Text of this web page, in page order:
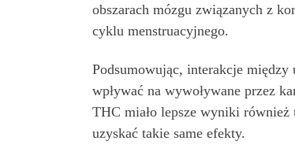
obszarach mózgu związanych z
cyklu menstruacyjnego.
Podsumowując, interakcje między
wpływać na wywoływane przez
THC miało lepsze wyniki również
uzyskać takie same efekty.